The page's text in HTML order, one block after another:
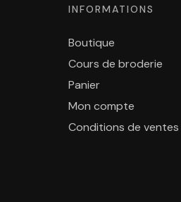
INFORMATIONS
Boutique
Cours de broderie
Panier
Mon compte
Conditions de ventes